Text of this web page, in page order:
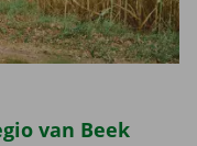
van Beek